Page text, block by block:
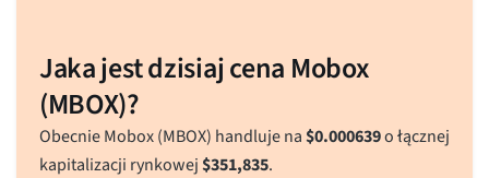
Jaka jest dzisiaj cena Mobox
(MBOX)?
Obecnie Mobox (MBOX) handluje na$0.000639o łącznej
kapitalizacji rynkowej$351,835.